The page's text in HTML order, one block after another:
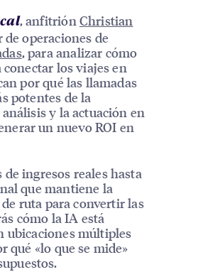
, anfitrión Christian
operaciones de
, para analizar cómo
los viajes en
por qué las llamadas
potentes de la
y la actuación en
un nuevo ROI en
ingresos reales hasta
que mantiene la
ruta para convertir las
cómo la IA está
ubicaciones múltiples
qué «lo que se mide»